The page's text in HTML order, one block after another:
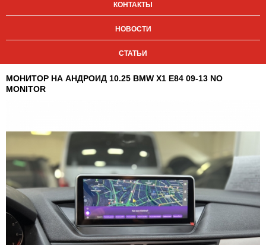
КОНТАКТЫ
НОВОСТИ
СТАТЬИ
МОНИТОР НА АНДРОИД 10.25 BMW X1 E84 09-13 NO
MONITOR